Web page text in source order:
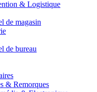
& Logistique
de magasin
de bureau
& Remorques